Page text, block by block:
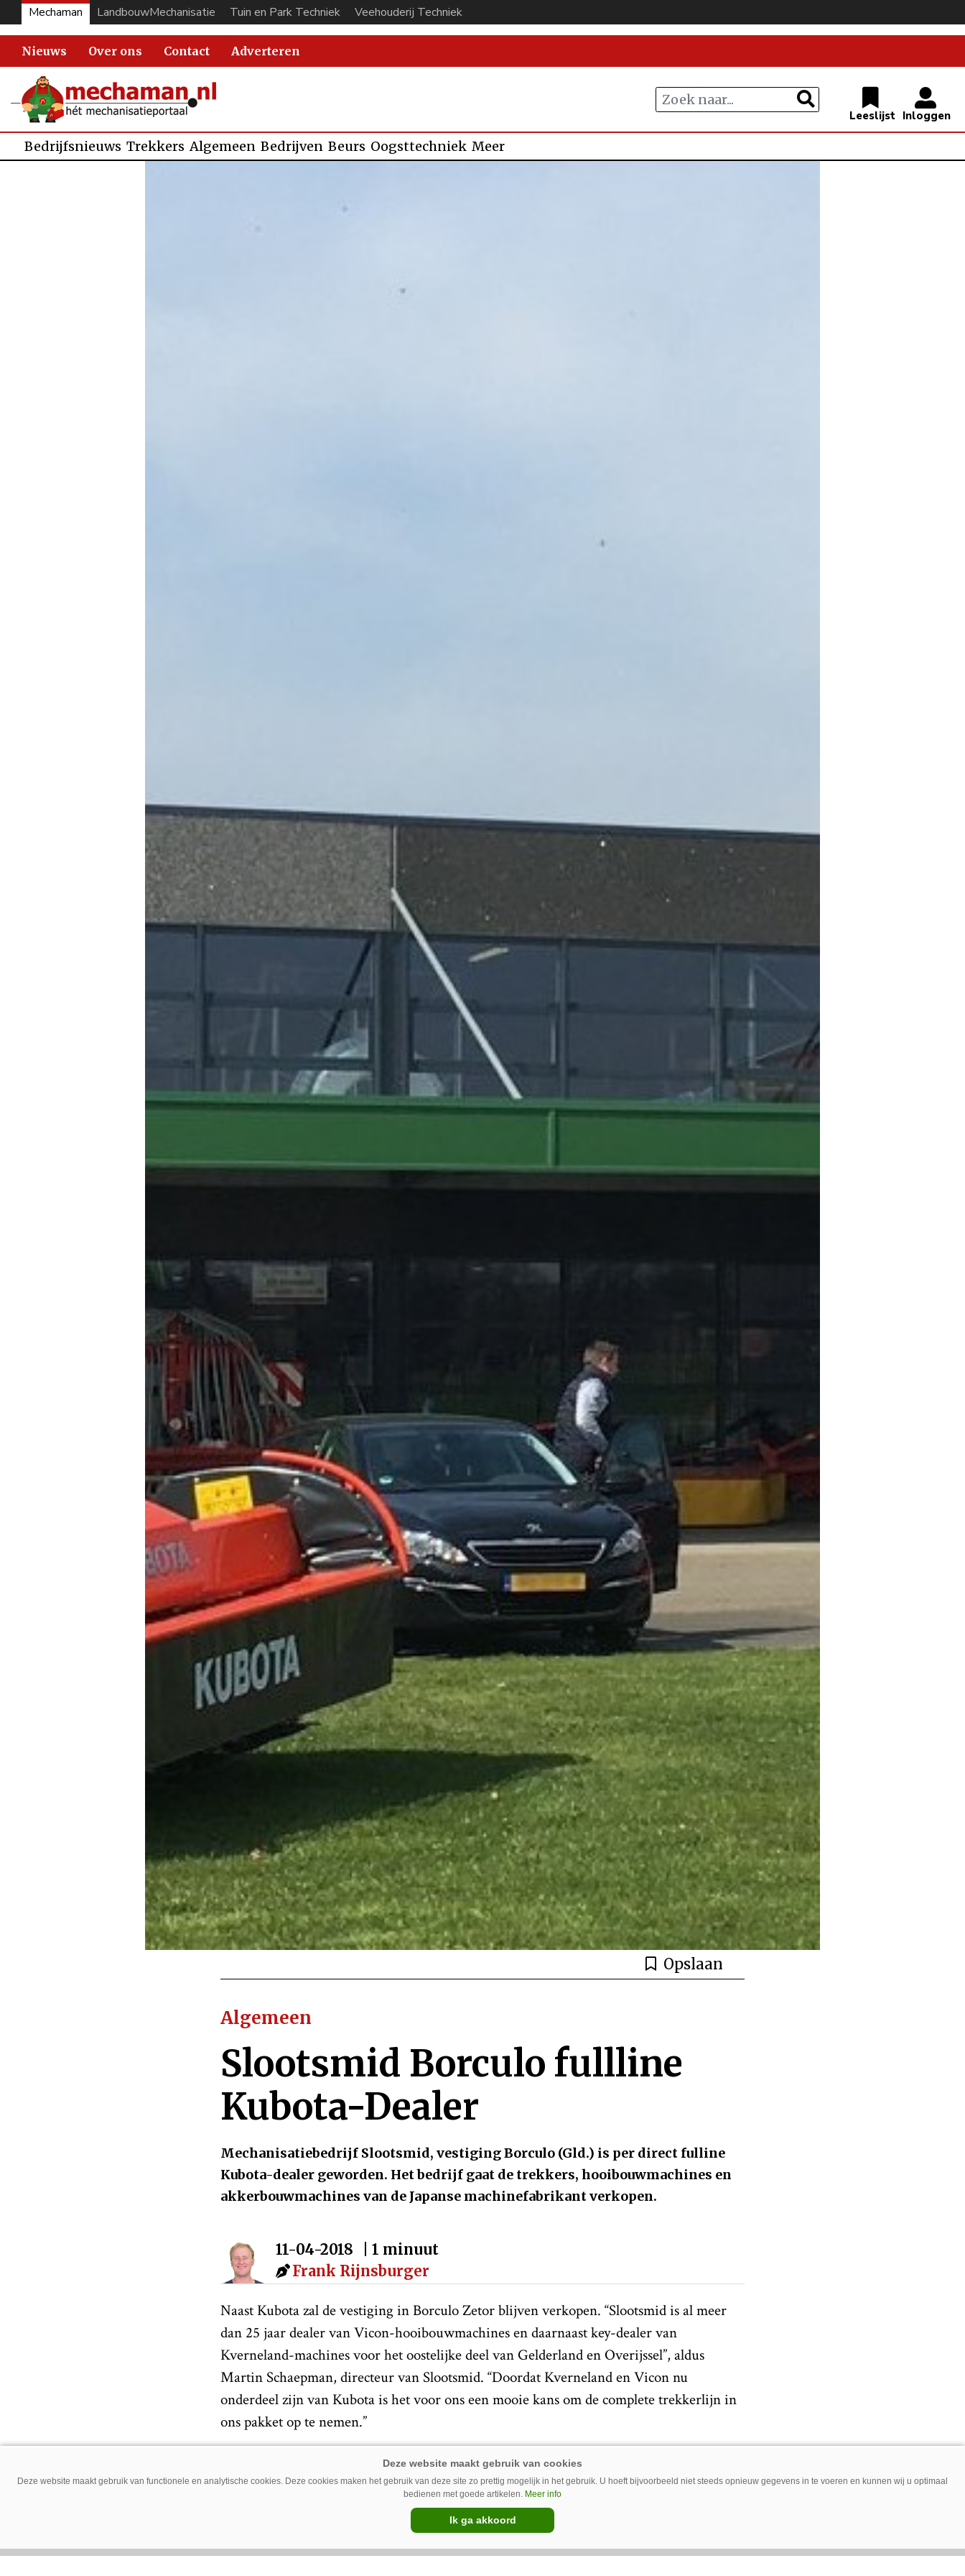
Mechaman LandbouwMechanisatie Tuin en Park Techniek Veehouderij Techniek
Nieuws Over ons Contact Adverteren
Bedrijfsnieuws Trekkers Algemeen Bedrijven Beurs Oogsttechniek Meer
Opslaan
Algemeen
Slootsmid Borculo fullline
Kubota-Dealer
Mechanisatiebedrijf Slootsmid, vestiging Borculo (Gld.) is per direct fulline
Kubota-dealer geworden. Het bedrijf gaat de trekkers, hooibouwmachines en
akkerbouwmachines van de Japanse machinefabrikant verkopen.
11-04-2018
| 1 minuut
Frank Rijnsburger
Naast Kubota zal de vestiging in Borculo Zetor blijven verkopen. “Slootsmid is al meer
dan 25 jaar dealer van Vicon-hooibouwmachines en daarnaast key-dealer van
Kverneland-machines voor het oostelijke deel van Gelderland en Overijssel”, aldus
Martin Schaepman, directeur van Slootsmid. “Doordat Kverneland en Vicon nu
onderdeel zijn van Kubota is het voor ons een mooie kans om de complete trekkerlijn in
ons pakket op te nemen.”
Noord-Nederland.
Voor de andere vestiging van Slootsmid in Laren verandert er niets. Slootsmid Laren
blijft daar trekkers van Massey Ferguson en hooibouwmachines van Agco verkopen.
Deze website maakt gebruik van functionele en analytische cookies. Deze cookies maken het gebruik van deze site zo prettig mogelijk in het gebruik. U hoeft bijvoorbeeld niet steeds opnieuw gegevens in te voeren en kunnen wij u optimaal
bedienen met goede artikelen. Meer info
Ik ga akkoord